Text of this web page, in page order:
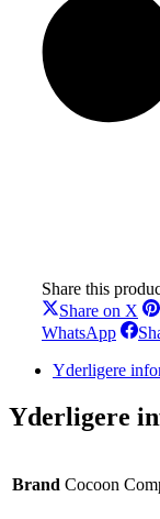
Share this
Share on X
on
X
WhatsAppShare
Yderligere
Yderligere
Brand Cocoon